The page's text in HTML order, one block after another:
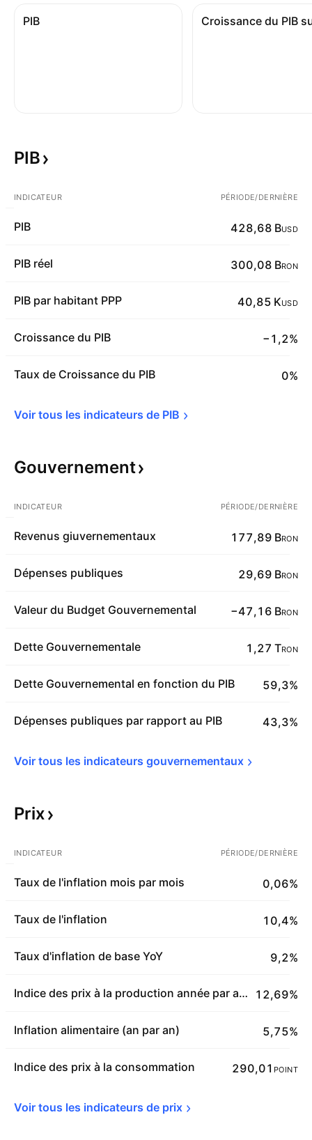
PIB
PIB
INDICATEUR PÉRIODE/DERNIÈRE
PIB 428,68 BUSD
PIB réel 300,08 BRON
PIB par habitant PPP 40,85 KUSD
Croissance du PIB −1,2%
Taux de Croissance du PIB 0%
Voir tous les indicateurs de PIB
Gouvernement
INDICATEUR PÉRIODE/DERNIÈRE
Revenus giuvernementaux 177,89 BRON
Dépenses publiques 29,69 BRON
Valeur du Budget Gouvernemental −47,16 BRON
Dette Gouvernementale 1,27 TRON
Dette Gouvernemental en fonction du PIB 59,3%
Dépenses publiques par rapport au PIB 43,3%
Voir tous les indicateurs gouvernementaux
Prix
INDICATEUR PÉRIODE/DERNIÈRE
Taux de l'inflation mois par mois 0,06%
Taux de l'inflation 10,4%
Taux d'inflation de base YoY 9,2%
Indice des prix à la production année par année 12,69%
Inflation alimentaire (an par an) 5,75%
Indice des prix à la consommation 290,01 POINT
Voir tous les indicateurs de prix